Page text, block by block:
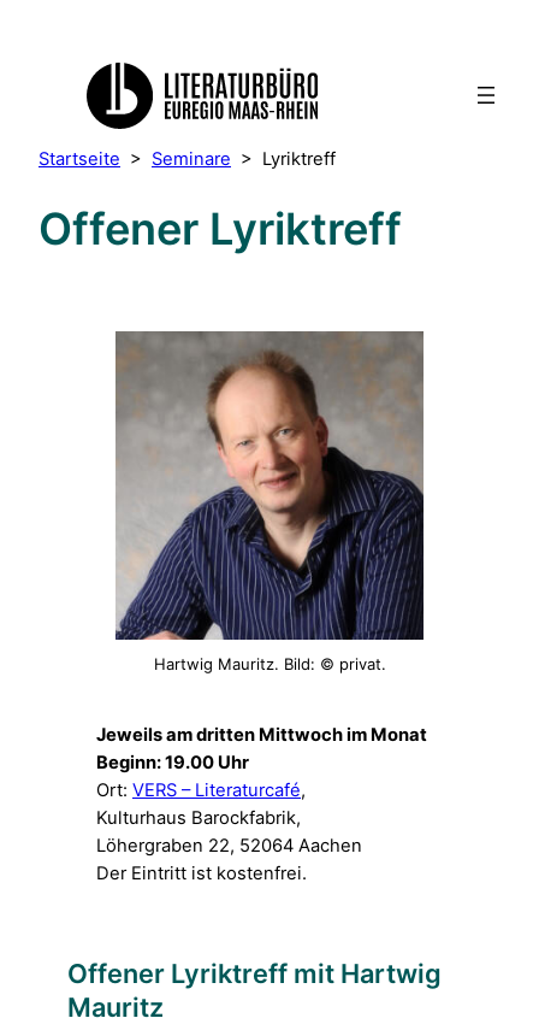
Startseite > Seminare > Lyriktreff
Offener Lyriktreff
Hartwig Mauritz. Bild: © privat.
Jeweils am dritten Mittwoch im Monat
Beginn: 19.00 Uhr
Ort: VERS – Literaturcafé,
Kulturhaus Barockfabrik,
Löhergraben 22, 52064 Aachen
Der Eintritt ist kostenfrei.
Offener Lyriktreff mit Hartwig
Mauritz